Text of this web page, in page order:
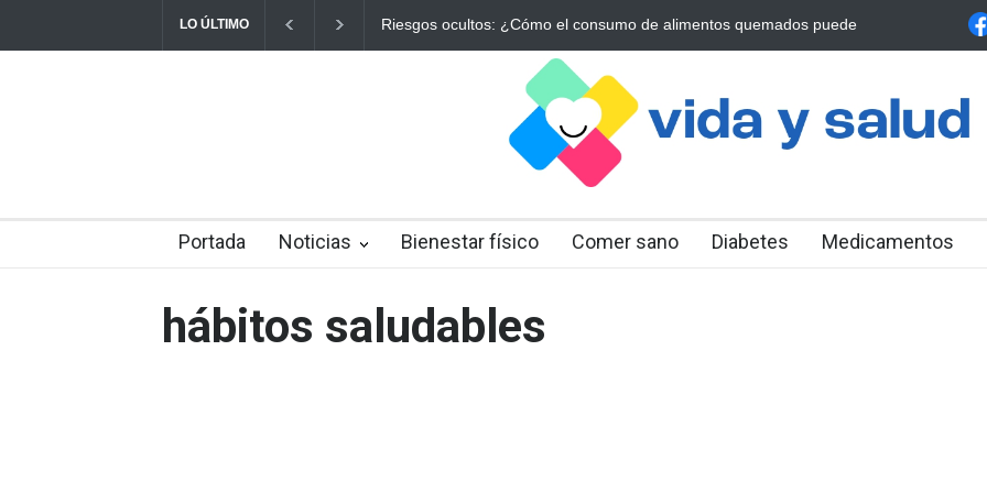
LO ÚLTIMO Ayuno Digital: La Estrategia Esencial para Mejorar tu Bienestar La conexión vital
Portada Noticias Bienestar físico Comer sano Diabetes Medicamentos
hábitos saludables